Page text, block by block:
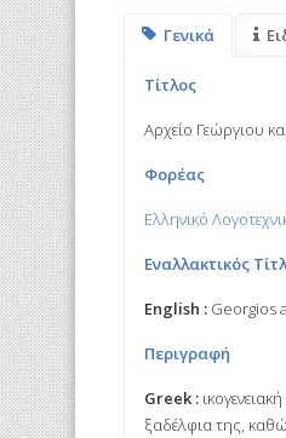
Γενικά
Τίτλος
Αρχείο Γεώργιου
Φορέας
Ελληνικό
Εναλλακτικός
English : Georgios
Περιγραφή
Greek :
ξαδέλφια της,